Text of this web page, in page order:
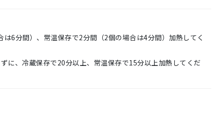
6分間）、常温保存で2分間（2個の場合は4分間）加熱してく
に、冷蔵保存で20分以上、常温保存で15分以上加熱してくだ